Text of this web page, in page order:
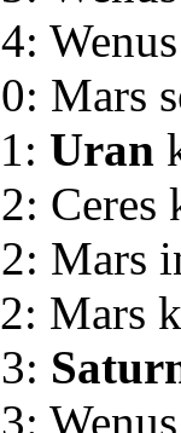
Mars
Uran
Mars
Mars